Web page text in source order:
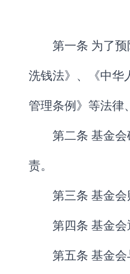
第一条 为了
洗钱法》、《中华
管理条例》等法律
第二条 基金
责。
第三条 基金
第四条 基金
第五条 基金